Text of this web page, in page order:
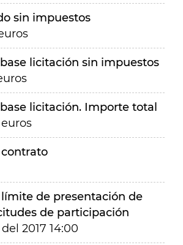
sin impuestos
licitación sin impuestos
licitación. Importe total
euros
límite de presentación de
de participación
2017 14:00